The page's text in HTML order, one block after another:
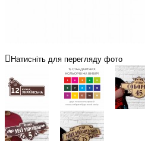
Натисніть для перегляду фото